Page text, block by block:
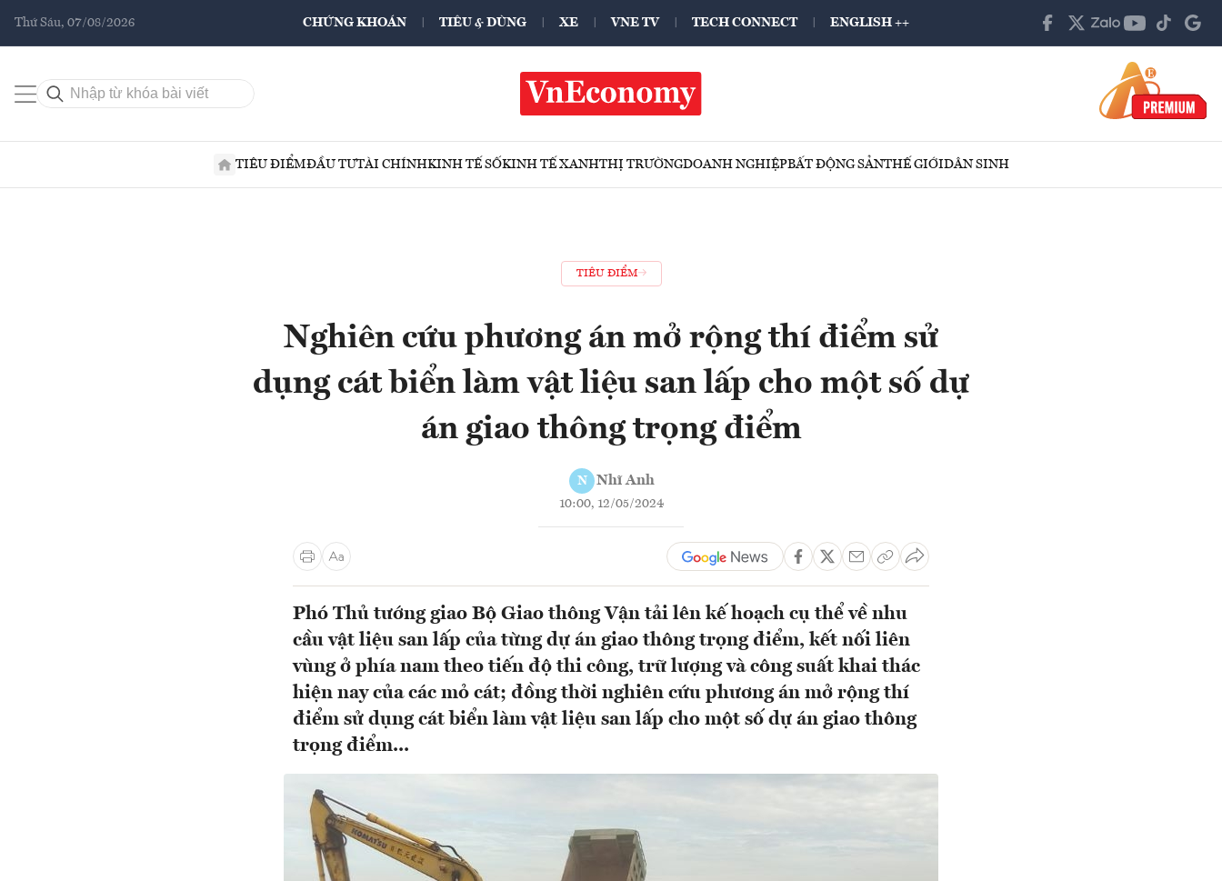
Thứ Sáu, 07/08/2026 CHỨNG KHOÁN TIÊU & DÙNG XE VNE TV TECH CONNECT ENGLISH ++
TIÊU ĐIỂMĐẦU TƯTÀI CHÍNHKINH TẾ SỐKINH TẾ XANHTHỊ TRƯỜNGDOANH NGHIỆPBẤT ĐỘNG SẢNTHẾ GIỚIDÂN SINH
TIÊU ĐIỂM
Nghiên cứu phương án mở rộng thí điểm sử
dụng cát biển làm vật liệu san lấp cho một số dự
án giao thông trọng điểm
N Nhĩ Anh
10:00, 12/05/2024
Phó Thủ tướng giao Bộ Giao thông Vận tải lên kế hoạch cụ thể về nhu
cầu vật liệu san lấp của từng dự án giao thông trọng điểm, kết nối liên
vùng ở phía nam theo tiến độ thi công, trữ lượng và công suất khai thác
hiện nay của các mỏ cát; đồng thời nghiên cứu phương án mở rộng thí
điểm sử dụng cát biển làm vật liệu san lấp cho một số dự án giao thông
trọng điểm...